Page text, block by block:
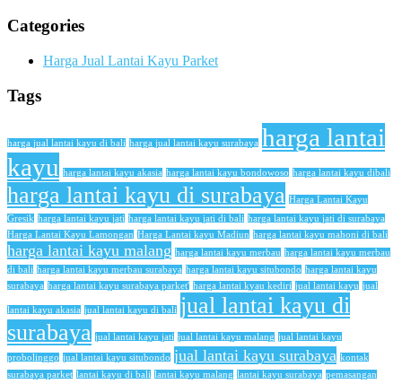
Categories
Harga Jual Lantai Kayu Parket
Tags
harga jual lantai kayu di bali harga jual lantai kayu surabaya harga lantai
kayu harga lantai kayu akasia harga lantai kayu bondowoso harga lantai kayu dibali
harga lantai kayu di surabaya Harga Lantai Kayu
Gresik harga lantai kayu jati harga lantai kayu jati di bali harga lantai kayu jati di surabaya
Harga Lantai Kayu Lamongan Harga Lantai kayu Madiun harga lantai kayu mahoni di bali
harga lantai kayu malang harga lantai kayu merbau harga lantai kayu merbau
di bali harga lantai kayu merbau surabaya harga lantai kayu situbondo harga lantai kayu
surabaya harga lantai kayu surabaya parket' harga lantai kyau kediri jual lantai kayu jual
lantai kayu akasia jual lantai kayu di bali jual lantai kayu di
surabaya jual lantai kayu jati jual lantai kayu malang jual lantai kayu
probolinggo jual lantai kayu situbondo jual lantai kayu surabaya kontak
surabaya parket lantai kayu di bali lantai kayu malang lantai kayu surabaya pemasangan